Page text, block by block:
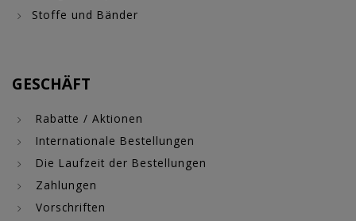
Stoffe und Bänder
GESCHÄFT
Rabatte / Aktionen
Internationale Bestellungen
Die Laufzeit der Bestellungen
Zahlungen
Vorschriften